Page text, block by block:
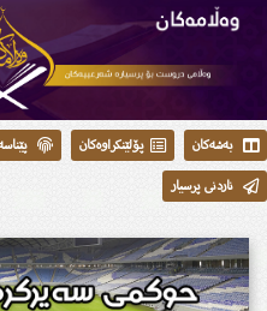
بەشەکان پۆلێنکراوەکان پێناسە
ناردنی پرسیار